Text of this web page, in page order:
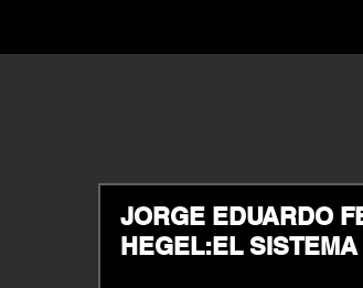
JORGE EDUARDO
HEGEL:EL